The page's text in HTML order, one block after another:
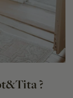
?